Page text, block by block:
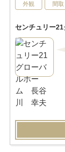
外観 間取
センチュリー